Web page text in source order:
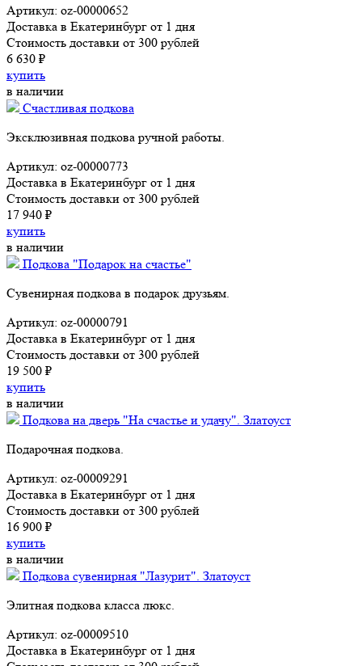
Артикул: oz-00000652
Доставка в Екатеринбург от 1 дня
Стоимость доставки от 300 рублей
6 630 ₽
купить
в наличии
Счастливая подкова
Эксклюзивная подкова ручной работы.
Артикул: oz-00000773
Доставка в Екатеринбург от 1 дня
Стоимость доставки от 300 рублей
17 940 ₽
купить
в наличии
Подкова "Подарок на счастье"
Сувенирная подкова в подарок друзьям.
Артикул: oz-00000791
Доставка в Екатеринбург от 1 дня
Стоимость доставки от 300 рублей
19 500 ₽
купить
в наличии
Подкова на дверь "На счастье и удачу". Златоуст
Подарочная подкова.
Артикул: oz-00009291
Доставка в Екатеринбург от 1 дня
Стоимость доставки от 300 рублей
16 900 ₽
купить
в наличии
Подкова сувенирная "Лазурит". Златоуст
Элитная подкова класса люкс.
Артикул: oz-00009510
Доставка в Екатеринбург от 1 дня